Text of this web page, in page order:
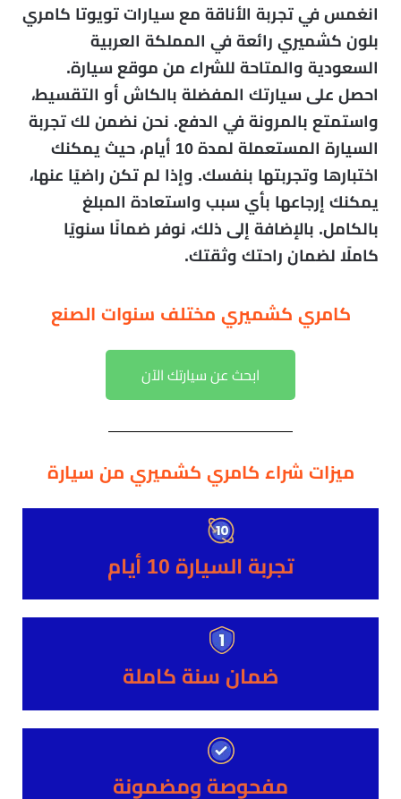
انغمس في تجربة الأناقة مع سيارات تويوتا كامري
بلون كشميري رائعة في المملكة العربية
السعودية والمتاحة للشراء من موقع سيارة.
احصل على سيارتك المفضلة بالكاش أو التقسيط،
واستمتع بالمرونة في الدفع. نحن نضمن لك تجربة
السيارة المستعملة لمدة 10 أيام، حيث يمكنك
اختبارها وتجربتها بنفسك. وإذا لم تكن راضيًا عنها،
يمكنك إرجاعها بأي سبب واستعادة المبلغ
بالكامل. بالإضافة إلى ذلك، نوفر ضمانًا سنويًا
كاملًا لضمان راحتك وثقتك.
كامري كشميري مختلف سنوات الصنع
ابحث عن سيارتك الآن
ميزات شراء كامري كشميري من سيارة
تجربة السيارة 10 أيام
ضمان سنة كاملة
مفحوصة ومضمونة